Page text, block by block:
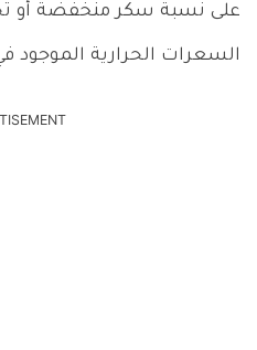
على نسبة سكر منخفضة أو
السعرات الحرارية الموجود